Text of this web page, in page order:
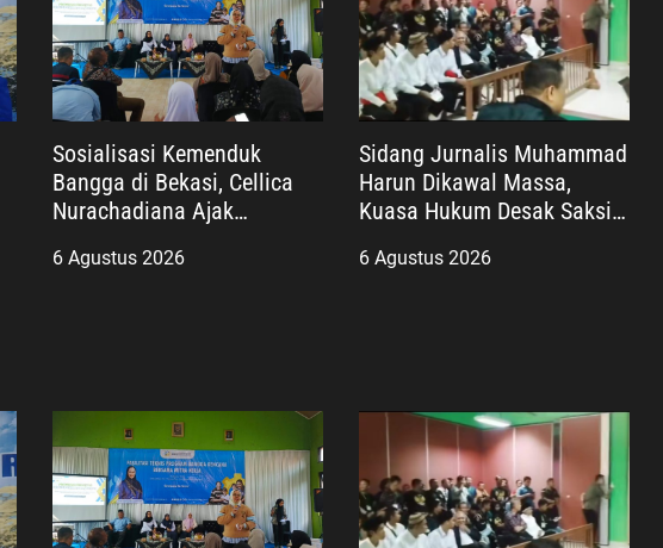
Sosialisasi Kemenduk
Bangga di Bekasi, Cellica
Nurachadiana Ajak
dan Wujudkan Keluarga
6 Agustus 2026
Sidang Jurnalis Muhammad
Harun Dikawal Massa,
Kuasa Hukum Desak Saksi
Dihadirkan
6 Agustus 2026